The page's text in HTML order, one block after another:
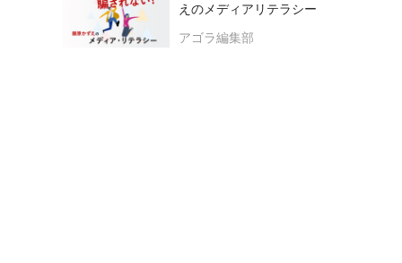
えのメディアリテラシー
アゴラ編集部